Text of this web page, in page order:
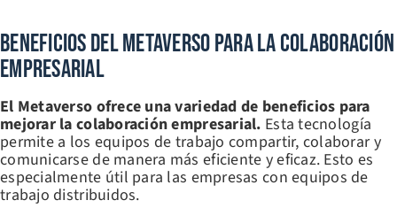
Beneficios Del Metaverso Para La Colaboración
Empresarial
El Metaverso ofrece una variedad de beneficios para
mejorar la colaboración empresarial. Esta tecnología
permite a los equipos de trabajo compartir, colaborar y
comunicarse de manera más eficiente y eficaz. Esto es
especialmente útil para las empresas con equipos de
trabajo distribuidos.